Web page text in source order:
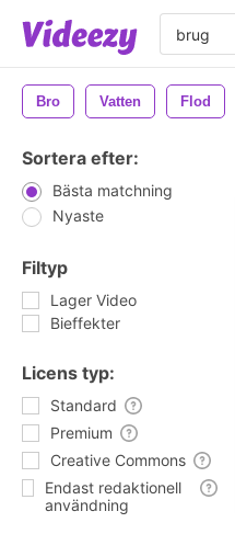
Bro Vatten Flod
Sortera efter:
Bästa matchning
Nyaste
Filtyp
Lager Video
Bieffekter
Licens typ:
Standard
Premium
Creative Commons
Endast redaktionell
användning